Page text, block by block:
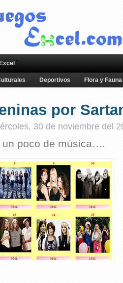
Deportivos Flora y Fauna
por
30 de noviembre del
un poco de música….